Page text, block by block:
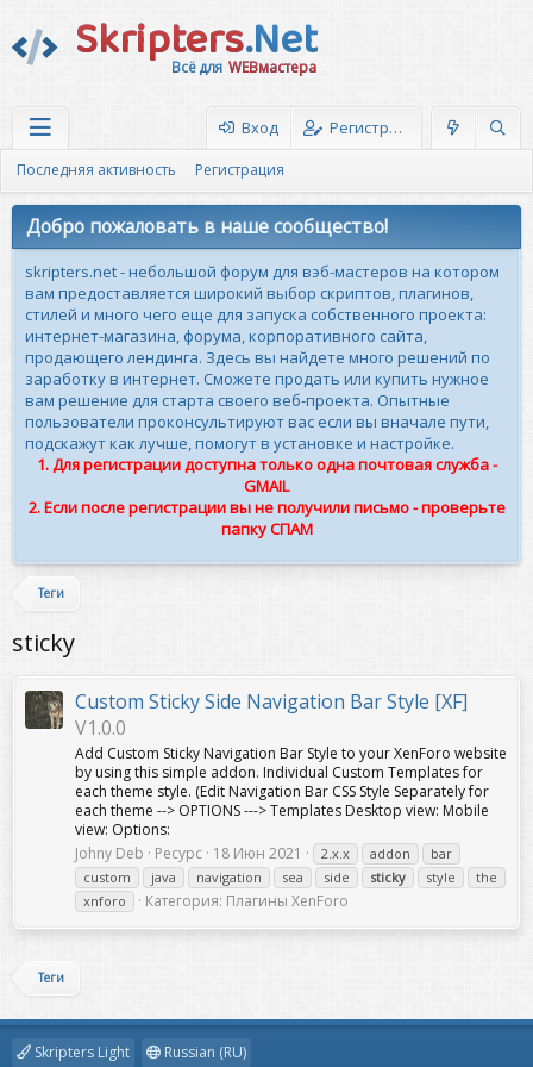
Skripters.Net
Всё для WEBмастера
Вход Регистрация
Последняя активность Регистрация
Добро пожаловать в наше сообщество!
skripters.net - небольшой форум для вэб-мастеров на котором
вам предоставляется широкий выбор скриптов, плагинов,
стилей и много чего еще для запуска собственного проекта:
интернет-магазина, форума, корпоративного сайта,
продающего лендинга. Здесь вы найдете много решений по
заработку в интернет. Сможете продать или купить нужное
вам решение для старта своего веб-проекта. Опытные
пользователи проконсультируют вас если вы вначале пути,
подскажут как лучше, помогут в установке и настройке.
1. Для регистрации доступна только одна почтовая служба -
GMAIL
2. Если после регистрации вы не получили письмо - проверьте
папку СПАМ
Теги
sticky
Custom Sticky Side Navigation Bar Style [XF]
V1.0.0
Add Custom Sticky Navigation Bar Style to your XenForo website
by using this simple addon. Individual Custom Templates for
each theme style. (Edit Navigation Bar CSS Style Separately for
each theme --> OPTIONS ---> Templates Desktop view: Mobile
view: Options:
Johny Deb
Ресурс 18 Июн 2021 2.x.x addon
bar
custom
java navigation sea side sticky style
the
xnforo
Категория: Плагины XenForo
Теги
Skripters Light Russian (RU)